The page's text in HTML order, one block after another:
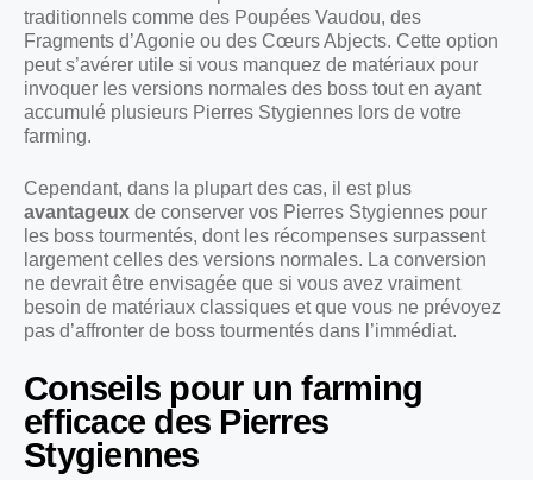
traditionnels comme des Poupées Vaudou, des
Fragments d’Agonie ou des Cœurs Abjects. Cette option
peut s’avérer utile si vous manquez de matériaux pour
invoquer les versions normales des boss tout en ayant
accumulé plusieurs Pierres Stygiennes lors de votre
farming.
Cependant, dans la plupart des cas, il est plus
avantageux de conserver vos Pierres Stygiennes pour
les boss tourmentés, dont les récompenses surpassent
largement celles des versions normales. La conversion
ne devrait être envisagée que si vous avez vraiment
besoin de matériaux classiques et que vous ne prévoyez
pas d’affronter de boss tourmentés dans l’immédiat.
Conseils pour un farming
efficace des Pierres
Stygiennes